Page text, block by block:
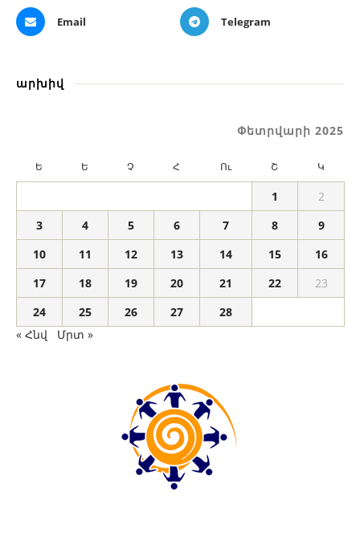
Email Telegram
արխիվ
Փետրվարի 2025
Ե Ե Չ Հ Ու Շ Կ
1
2
3
4 5 6 7 8
9
10
11 12 13 14 15
16
17
18 19 20 21 22
23
24
25 26 27
28
« Հնվ
Մրտ »